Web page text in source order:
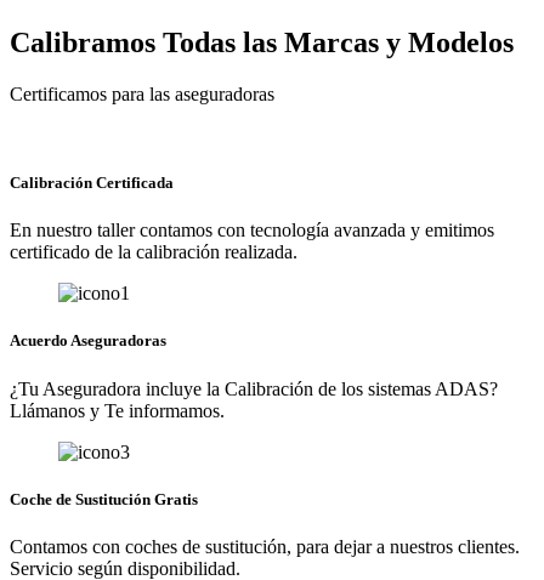
Calibramos Todas las Marcas y Modelos
Certificamos para las aseguradoras
Calibración Certificada
En nuestro taller contamos con tecnología avanzada y emitimos
certificado de la calibración realizada.
Acuerdo Aseguradoras
¿Tu Aseguradora incluye la Calibración de los sistemas ADAS?
Llámanos y Te informamos.
Coche de Sustitución Gratis
Contamos con coches de sustitución, para dejar a nuestros clientes.
Servicio según disponibilidad.